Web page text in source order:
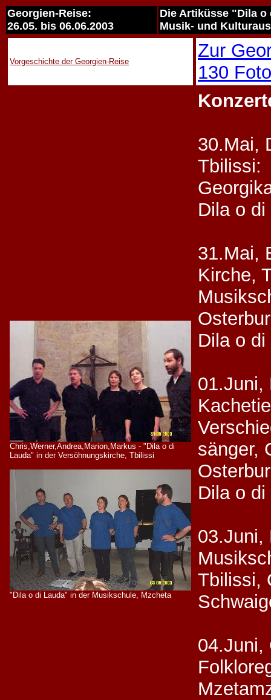
Georgien-Reise:
26.05. bis 06.06.2003
Die Artiküsse "Dila o
Musik- und
Vorgeschichte der Georgien-Reise
Zur
130
Chris,Werner,Andrea,Marion,Markus - "Dila o di
Lauda" in der Versöhnungskirche, Tbilissi
"Dila o di Lauda" in der Musikschule, Mzcheta
30.Mai,
Tbilissi:
Dila o di
31.Mai,
Kirche,
Dila o di
01.Juni,
sänger,
Dila o di
03.Juni,
Tbilissi,
04.Juni,